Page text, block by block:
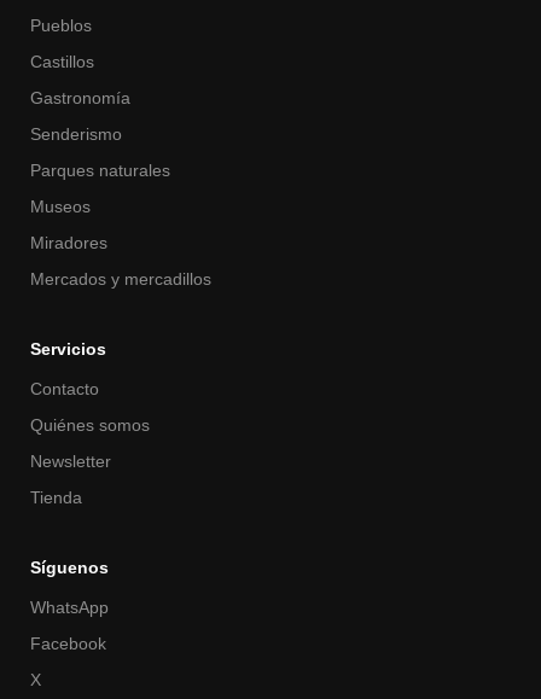
Pueblos
Castillos
Gastronomía
Senderismo
Parques naturales
Museos
Miradores
Mercados y mercadillos
Servicios
Contacto
Quiénes somos
Newsletter
Tienda
Síguenos
WhatsApp
Facebook
X